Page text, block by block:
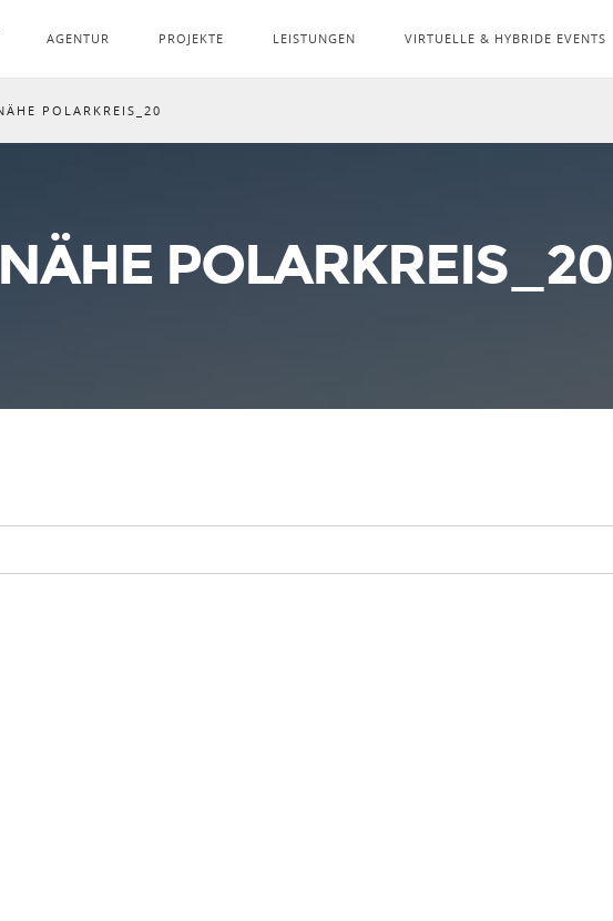
AGENTUR PROJEKTE LEISTUNGEN VIRTUELLE & HYBRIDE EVENTS
POLARKREIS_20
POLARKREIS_20